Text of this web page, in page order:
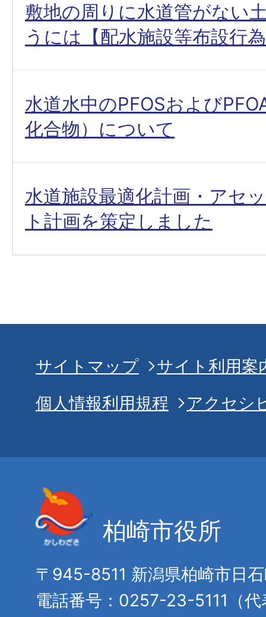
敷地の周りに水道管がない
うには【配水施設等布設行
水道水中のPFOSおよび
化合物）について
水道施設最適化計画・アセ
ト計画を策定しました
サイトマップ
サイト利用案
個人情報利用規程
アクセシ
柏崎市役所
〒945-8511 新潟県柏崎市日
電話番号：0257-23-5111（代